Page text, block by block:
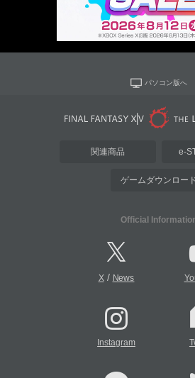
パソコン版へ
関連商品 e-
ゲームダウンロー
Official
X/ News
Instagram